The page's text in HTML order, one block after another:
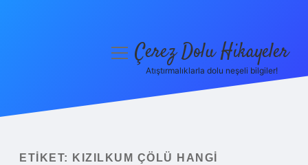
Yasal Uyarı
menüyüÇerez Dolu Hikayeler
Atıştırmalıklarla dolu neşeli bilgiler!
ETIKET:
KIZILKUM ÇÖLÜ HANGI